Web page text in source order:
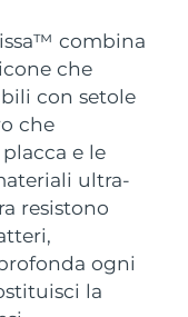
combina
che
con setole
che
e le
ultra-
resistono
ogni
la